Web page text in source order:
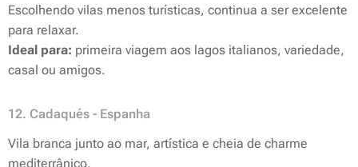
Escolhendo vilas menos turísticas, continua a ser excelente
para relaxar.
Ideal para: primeira viagem aos lagos italianos, variedade,
casal ou amigos.
12. Cadaqués - Espanha
Vila branca junto ao mar, artística e cheia de charme
mediterrânico.